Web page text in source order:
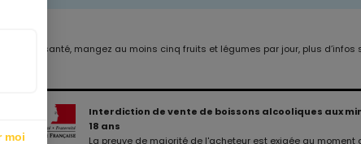
Pour votre santé, mangez au moins cinq fruits et légumes par jour, plus d’infos
Interdiction de vente de boissons alcooliques aux
18 ans
La preuve de majorité de l'acheteur est exigée au moment